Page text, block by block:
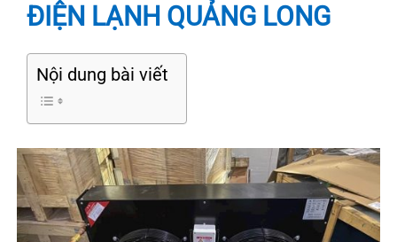
ĐIỆN LẠNH QUẢNG LONG
Nội dung bài viết